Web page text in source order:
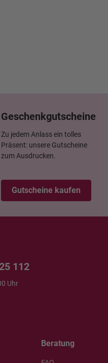
Geschenkgutscheine
Zu jedem Anlass ein tolles
Präsent: unsere Gutscheine
zum Ausdrucken.
Gutscheine kaufen
112
Uhr
Beratung